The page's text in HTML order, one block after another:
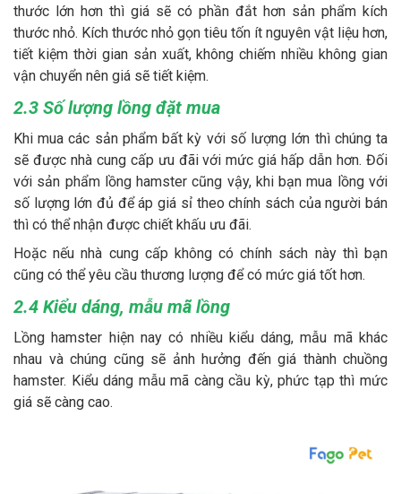
thước lớn hơn thì giá sẽ có phần đắt hơn sản phẩm kích
thước nhỏ. Kích thước nhỏ gọn tiêu tốn ít nguyên vật liệu hơn,
tiết kiệm thời gian sản xuất, không chiếm nhiều không gian
vận chuyển nên giá sẽ tiết kiệm.
2.3 Số lượng lồng đặt mua
Khi mua các sản phẩm bất kỳ với số lượng lớn thì chúng ta
sẽ được nhà cung cấp ưu đãi với mức giá hấp dẫn hơn. Đối
với sản phẩm lồng hamster cũng vậy, khi bạn mua lồng với
số lượng lớn đủ để áp giá sỉ theo chính sách của người bán
thì có thể nhận được chiết khấu ưu đãi.
Hoặc nếu nhà cung cấp không có chính sách này thì bạn
cũng có thể yêu cầu thương lượng để có mức giá tốt hơn.
2.4 Kiểu dáng, mẫu mã lồng
Lồng hamster hiện nay có nhiều kiểu dáng, mẫu mã khác
nhau và chúng cũng sẽ ảnh hưởng đến giá thành chuồng
hamster. Kiểu dáng mẫu mã càng cầu kỳ, phức tạp thì mức
giá sẽ càng cao.